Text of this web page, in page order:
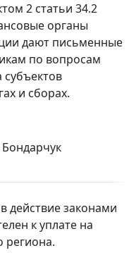
2 статьи 34.2
органы
дают письменные
по вопросам
субъектов
и сборах.
действие законами
к уплате на
региона.